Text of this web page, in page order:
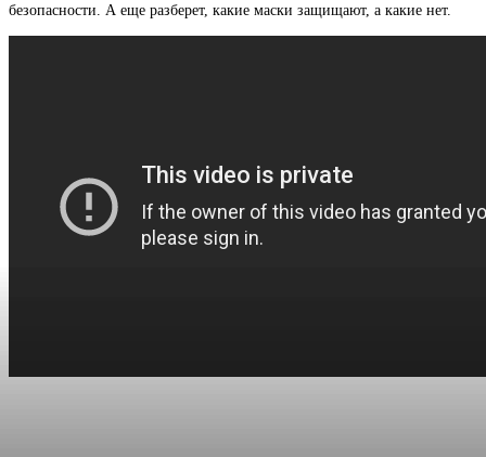
безопасности. А еще разберет, какие маски защищают, а какие нет.